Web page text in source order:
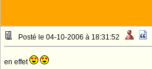
Posté le 04-10-2006 à 18:31:52
en effet